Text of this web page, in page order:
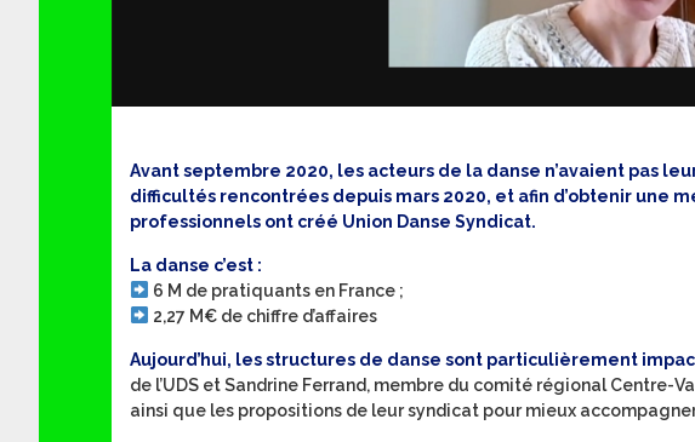
Avant septembre 2020, les acteurs de la danse n’avaient pas
difficultés rencontrées depuis mars 2020, et afin d’obtenir une
professionnels ont créé Union Danse Syndicat.
La danse c’est :
6 M de pratiquants en France ;
2,27 M€ de chiffre d’affaires
Aujourd’hui, les structures de danse sont particulièrement
de l’UDS et Sandrine Ferrand, membre du comité régional Centre-
ainsi que les propositions de leur syndicat pour mieux